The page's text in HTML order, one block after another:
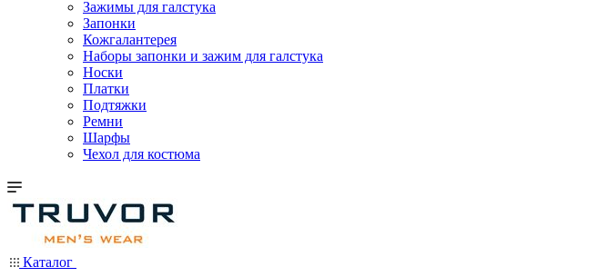
Зажимы для галстука
Запонки
Кожгалантерея
Наборы запонки и зажим для галстука
Носки
Платки
Подтяжки
Ремни
Шарфы
Чехол для костюма
Каталог